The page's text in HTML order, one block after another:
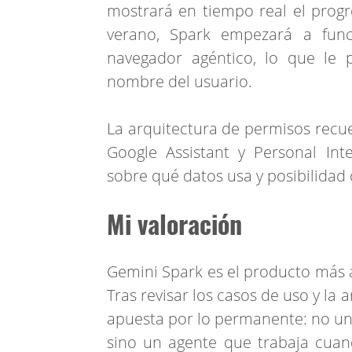
mostrará en tiempo real el
verano, Spark empezará a
navegador agéntico, lo que le
nombre del usuario.
La arquitectura de permisos
Google Assistant y Personal
sobre qué datos usa y
Mi valoración
Gemini Spark es el producto
Tras revisar los casos de uso y la
apuesta por lo permanente: no
sino un agente que trabaja